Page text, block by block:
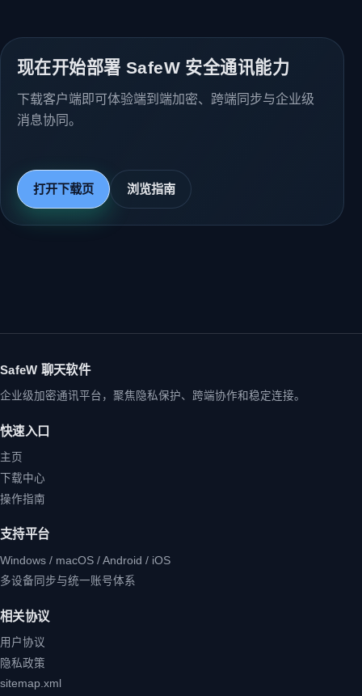
现在开始部署 SafeW 安全通讯能力
下载客户端即可体验端到端加密、跨端同步与企业级
消息协同。
打开下载页 浏览指南
SafeW 聊天软件
企业级加密通讯平台，聚焦隐私保护、跨端协作和稳定连接。
快速入口
主页
下载中心
操作指南
支持平台
Windows / macOS / Android / iOS
多设备同步与统一账号体系
相关协议
用户协议
隐私政策
sitemap.xml